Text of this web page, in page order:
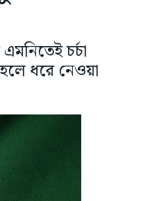
চর্চা
ধরে নেওয়া